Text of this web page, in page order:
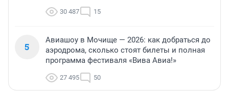
30 487 15
5
Авиашоу в Мочище — 2026: как добраться до
аэродрома, сколько стоят билеты и полная
программа фестиваля «Вива Авиа!»
27 495 50